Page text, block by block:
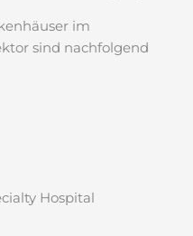
im
sind nachfolgend
Hospital